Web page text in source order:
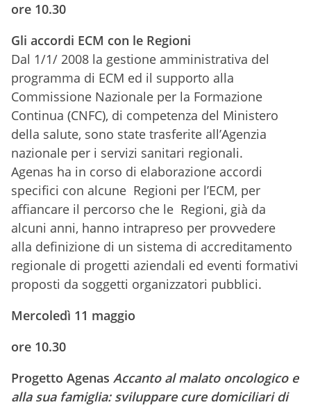
ore 10.30
Gli accordi ECM con le Regioni
Dal 1/1/ 2008 la gestione amministrativa del
programma di ECM ed il supporto alla
Commissione Nazionale per la Formazione
Continua (CNFC), di competenza del Ministero
della salute, sono state trasferite all’Agenzia
nazionale per i servizi sanitari regionali.
Agenas ha in corso di elaborazione accordi
specifici con alcune Regioni per l’ECM, per
affiancare il percorso che le Regioni, già da
alcuni anni, hanno intrapreso per provvedere
alla definizione di un sistema di accreditamento
regionale di progetti aziendali ed eventi formativi
proposti da soggetti organizzatori pubblici.
Mercoledì 11 maggio
ore 10.30
Progetto Agenas Accanto al malato oncologico e
alla sua famiglia: sviluppare cure domiciliari di